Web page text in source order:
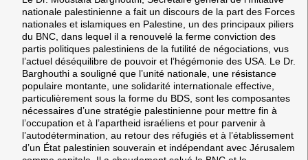
nationale palestinienne a fait un discours de la part des Forces
nationales et islamiques en Palestine, un des principaux piliers
du BNC, dans lequel il a renouvelé la ferme conviction des
partis politiques palestiniens de la futilité de négociations, vus
l’actuel déséquilibre de pouvoir et l’hégémonie des USA. Le Dr.
Barghouthi a souligné que l’unité nationale, une résistance
populaire montante, une solidarité internationale effective,
particulièrement sous la forme du BDS, sont les composantes
nécessaires d’une stratégie palestinienne pour mettre fin à
l’occupation et à l’apartheid israéliens et pour parvenir à
l’autodétermination, au retour des réfugiés et à l’établissement
d’un État palestinien souverain et indépendant avec Jérusalem